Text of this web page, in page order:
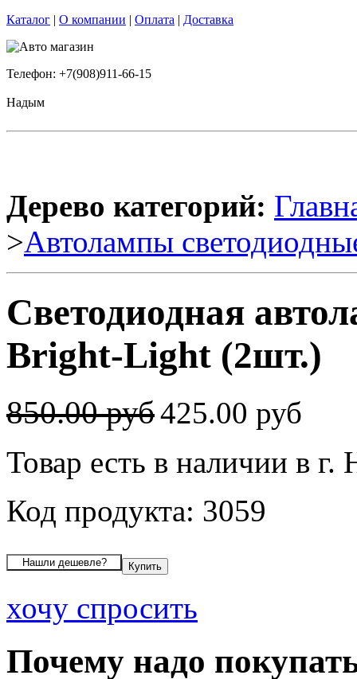
Каталог | О компании | Оплата | Доставка
Телефон: +7(908)911-66-15
Надым
Дерево категорий:
>Автолампы
Светодиодная
Bright-Light (2шт.)
850.00 руб425.00 руб
Товар есть в наличии в
Код продукта: 3059
хочу спросить
Почему надо